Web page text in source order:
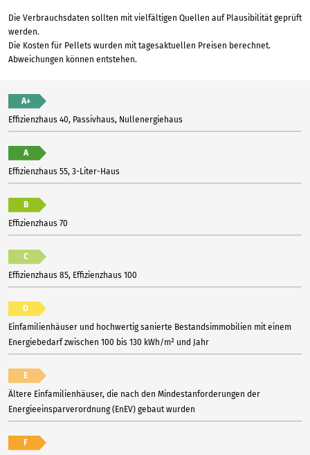
Die Verbrauchsdaten sollten mit vielfältigen Quellen auf Plausibilität geprüft
werden.
Die Kosten für Pellets wurden mit tagesaktuellen Preisen berechnet.
Abweichungen können entstehen.
A+
Effizienzhaus 40, Passivhaus, Nullenergiehaus
A
Effizienzhaus 55, 3-Liter-Haus
B
Effizienzhaus 70
C
Effizienzhaus 85, Effizienzhaus 100
D
Einfamilienhäuser und hochwertig sanierte Bestandsimmobilien mit einem
Energiebedarf zwischen 100 bis 130 kWh/m² und Jahr
E
Ältere Einfamilienhäuser, die nach den Mindestanforderungen der
Energieeinsparverordnung (EnEV) gebaut wurden
F